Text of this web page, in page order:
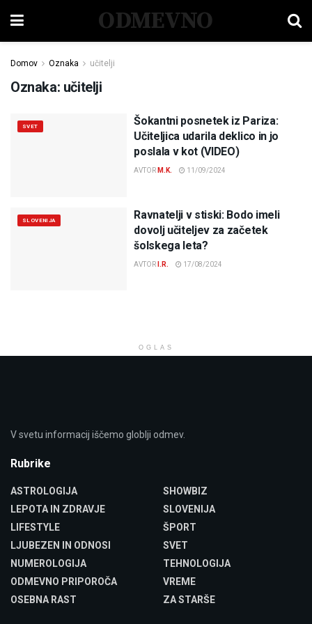
ODMEVNO
Domov Oznaka učitelji
Oznaka: učitelji
SVET
Šokantni posnetek iz Pariza:
Učiteljica udarila deklico in jo
poslala v kot (VIDEO)
AVTOR M.K. 11/09/2024
SLOVENIJA
Ravnatelji v stiski: Bodo imeli
dovolj učiteljev za začetek
šolskega leta?
AVTOR I.R. 17/08/2024
OGLAS
V svetu informacij iščemo globlji odmev.
Rubrike
ASTROLOGIJA
LEPOTA IN ZDRAVJE
LIFESTYLE
LJUBEZEN IN ODNOSI
NUMEROLOGIJA
ODMEVNO PRIPOROČA
OSEBNA RAST
SHOWBIZ
SLOVENIJA
ŠPORT
SVET
TEHNOLOGIJA
VREME
ZA STARŠE